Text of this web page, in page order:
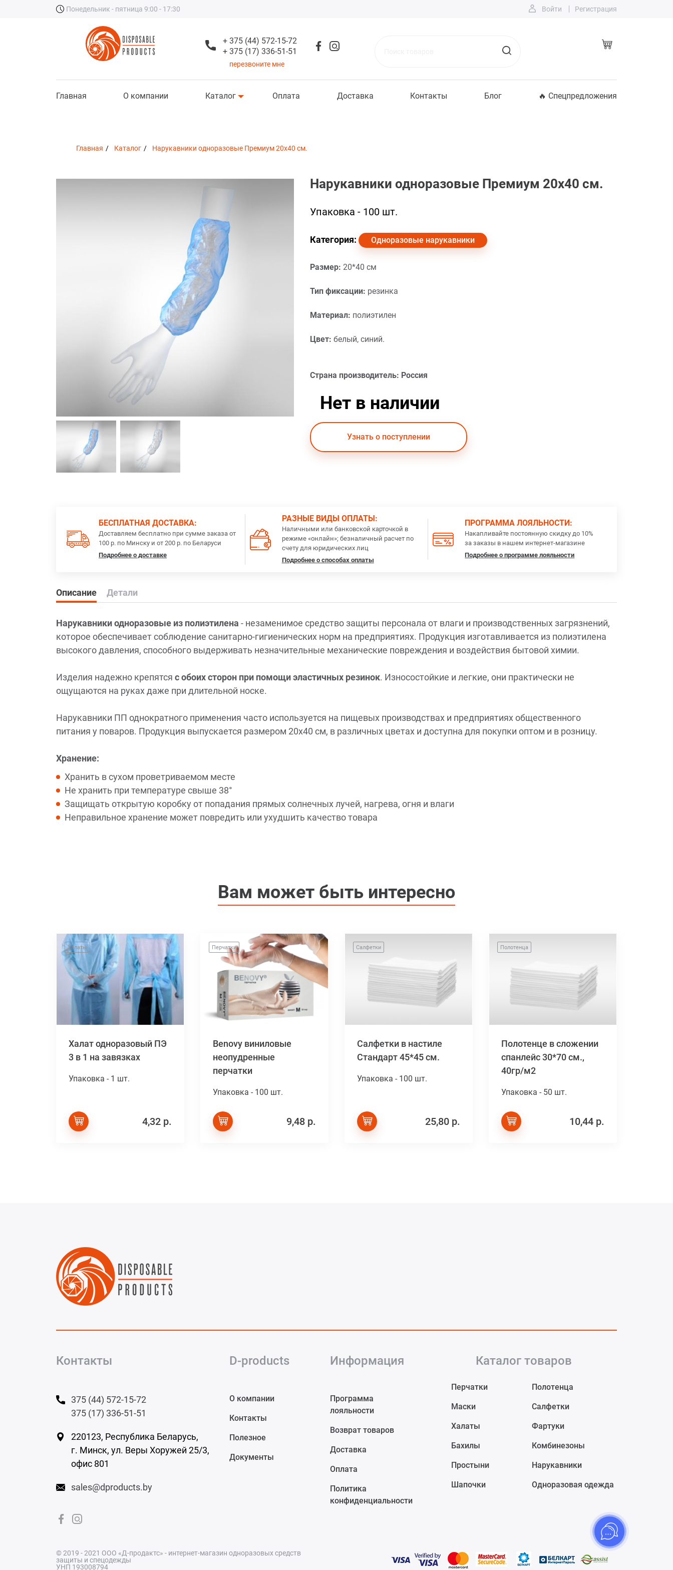
Понедельник - пятница 9:00 - 17:30 Войти Регистрация
+ 375 (44) 572-15-72
+ 375 (17) 336-51-51
перезвоните мне
Главная О компании Каталог Оплата Доставка Контакты Блог 🔥 Спецпредложения
Главная Каталог Нарукавники одноразовые Премиум 20x40 см.
Нарукавники одноразовые Премиум 20x40 см.
Упаковка - 100 шт.
Категория: Одноразовые нарукавники
Размер: 20*40 см
Тип фиксации: резинка
Материал: полиэтилен
Цвет: белый, синий.
Страна производитель: Россия
Нет в наличии
Узнать о поступлении
БЕСПЛАТНАЯ ДОСТАВКА:
Доставляем бесплатно при сумме заказа от
100 р. по Минску и от 200 р. по Беларуси
Подробнее о доставке
РАЗНЫЕ ВИДЫ ОПЛАТЫ:
Наличными или банковской карточкой в
режиме «онлайн»; безналичный расчет по
счету для юридических лиц
Подробнее о способах оплаты
ПРОГРАММА ЛОЯЛЬНОСТИ:
Накапливайте постоянную скидку до 10%
за заказы в нашем интернет-магазине
Подробнее о программе лояльности
Описание Детали
Нарукавники одноразовые из полиэтилена - незаменимое средство защиты персонала от влаги и производственных загрязнений,
которое обеспечивает соблюдение санитарно-гигиенических норм на предприятиях. Продукция изготавливается из полиэтилена
высокого давления, способного выдерживать незначительные механические повреждения и воздействия бытовой химии.
Изделия надежно крепятся с обоих сторон при помощи эластичных резинок. Износостойкие и легкие, они практически не
ощущаются на руках даже при длительной носке.
Нарукавники ПП однократного применения часто используется на пищевых производствах и предприятиях общественного
питания у поваров. Продукция выпускается размером 20x40 см, в различных цветах и доступна для покупки оптом и в розницу.
Хранение:
Хранить в сухом проветриваемом месте
Не хранить при температуре свыше 38°
Защищать открытую коробку от попадания прямых солнечных лучей, нагрева, огня и влаги
Неправильное хранение может повредить или ухудшить качество товара
Вам может быть интересно
Халаты
Халат одноразовый ПЭ
3 в 1 на завязках
Упаковка - 1 шт.
4,32 р.
Перчатки
Benovy виниловые
неопудренные
перчатки
Упаковка - 100 шт.
9,48 р.
Салфетки
Салфетки в настиле
Стандарт 45*45 см.
Упаковка - 100 шт.
25,80 р.
Полотенца
Полотенце в сложении
спанлейс 30*70 см.,
40гр/м2
Упаковка - 50 шт.
10,44 р.
Контакты
375 (44) 572-15-72
375 (17) 336-51-51
220123, Республика Беларусь,
г. Минск, ул. Веры Хоружей 25/3,
офис 801
sales@dproducts.by
D-products
О компании
Контакты
Полезное
Документы
Информация
Программа
лояльности
Возврат товаров
Доставка
Оплата
Политика
конфиденциальности
Каталог товаров
Перчатки
Маски
Халаты
Бахилы
Простыни
Шапочки
Полотенца
Салфетки
Фартуки
Комбинезоны
Нарукавники
Одноразовая одежда
© 2019 - 2021 ООО «Д-продактс» - интернет-магазин одноразовых средств
защиты и спецодежды
УНП 193008794